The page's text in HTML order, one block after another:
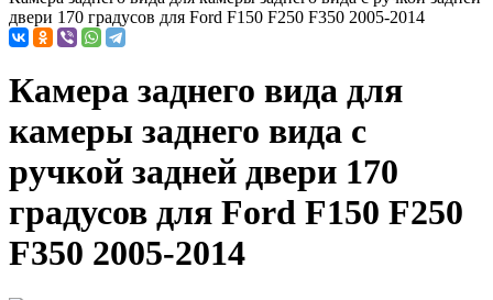
двери 170 градусов для Ford F150 F250 F350 2005-2014
Камера заднего вида для
камеры заднего вида с
ручкой задней двери 170
градусов для Ford F150 F250
F350 2005-2014